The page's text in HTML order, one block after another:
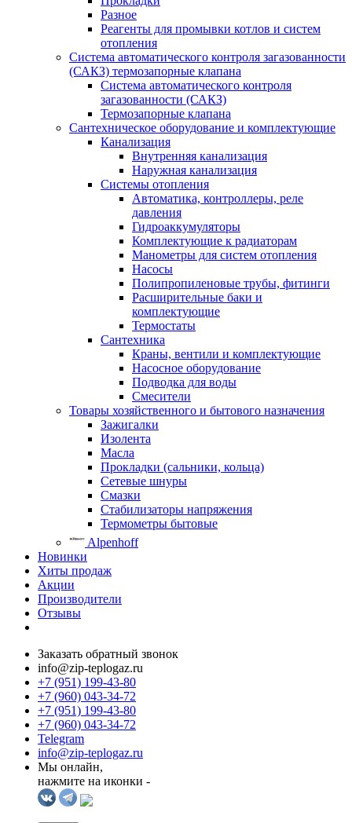
Разное
Реагенты для промывки котлов и систем
отопления
Система автоматического контроля загазованности
(САКЗ) термозапорные клапана
Система автоматического контроля
загазованности (САКЗ)
Термозапорные клапана
Сантехническое оборудование и комплектующие
Канализация
Внутренняя канализация
Наружная канализация
Системы отопления
Автоматика, контроллеры, реле
давления
Гидроаккумуляторы
Комплектующие к радиаторам
Манометры для систем отопления
Насосы
Полипропиленовые трубы, фитинги
Расширительные баки и
комплектующие
Термостаты
Сантехника
Краны, вентили и комплектующие
Насосное оборудование
Подводка для воды
Смесители
Товары хозяйственного и бытового назначения
Зажигалки
Изолента
Масла
Прокладки (сальники, кольца)
Сетевые шнуры
Смазки
Стабилизаторы напряжения
Термометры бытовые
Alpenhoff
Новинки
Хиты продаж
Акции
Производители
Отзывы
Заказать обратный звонок
info@zip-teplogaz.ru
+7 (951) 199-43-80
+7 (960) 043-34-72
+7 (951) 199-43-80
+7 (960) 043-34-72
Telegram
info@zip-teplogaz.ru
Мы онлайн,
нажмите на иконки -